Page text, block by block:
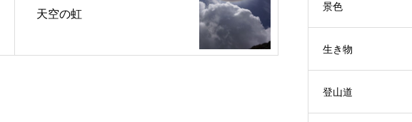
天空の虹
景色
生き物
登山道